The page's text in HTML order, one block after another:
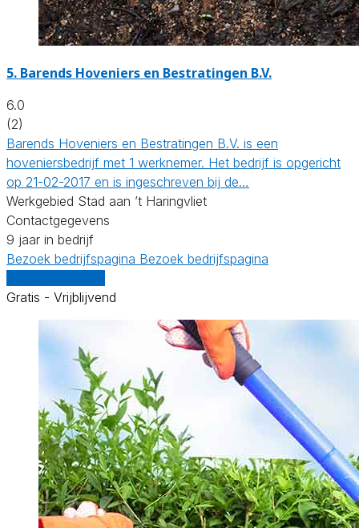
5. Barends Hoveniers en Bestratingen B.V.
6.0
(2)
Barends Hoveniers en Bestratingen B.V. is een
hoveniersbedrijf met 1 werknemer. Het bedrijf is opgericht
op 21-02-2017 en is ingeschreven bij de…
Werkgebied Stad aan ’t Haringvliet
Contactgegevens
9 jaar in bedrijf
Bezoek bedrijfspagina Bezoek bedrijfspagina
Gratis - Vrijblijvend